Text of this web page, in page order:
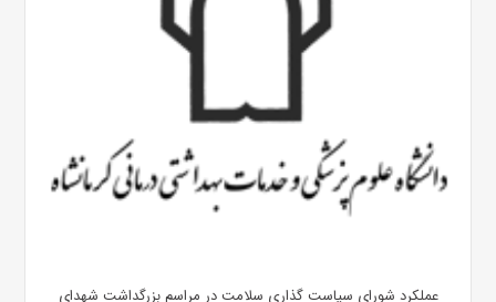
عملکرد شورای سیاست گذاری سلامت در مراسم بزرگداشت شهدای